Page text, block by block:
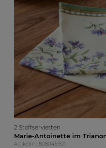
2 Stoffservietten
Marie-Antoinette im
Artikelnr.: 808045901